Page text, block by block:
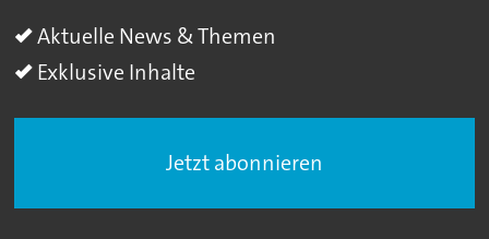
Aktuelle News & Themen
Exklusive Inhalte
Jetzt abonnieren